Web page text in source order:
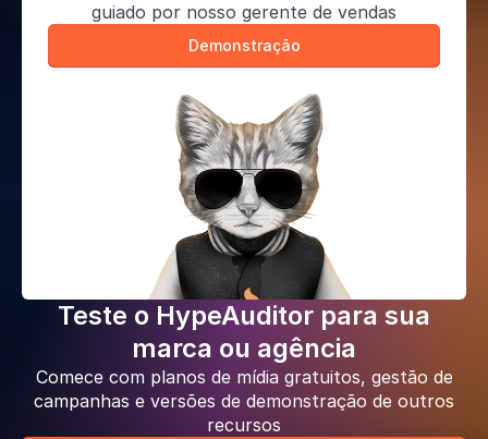
guiado por nosso gerente de vendas
Demonstração
Teste o HypeAuditor para sua
marca ou agência
Comece com planos de mídia gratuitos, gestão de
campanhas e versões de demonstração de outros
recursos